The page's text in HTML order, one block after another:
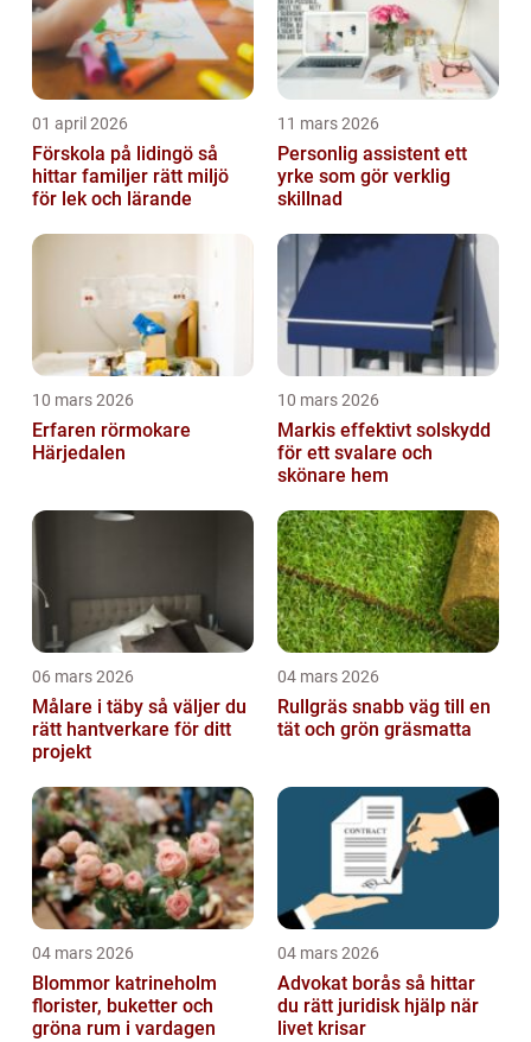
01 april 2026
Förskola på lidingö så
hittar familjer rätt miljö
för lek och lärande
11 mars 2026
Personlig assistent ett
yrke som gör verklig
skillnad
10 mars 2026
Erfaren rörmokare
Härjedalen
10 mars 2026
Markis effektivt solskydd
för ett svalare och
skönare hem
06 mars 2026
Målare i täby så väljer du
rätt hantverkare för ditt
projekt
04 mars 2026
Rullgräs snabb väg till en
tät och grön gräsmatta
04 mars 2026
Blommor katrineholm
florister, buketter och
gröna rum i vardagen
04 mars 2026
Advokat borås så hittar
du rätt juridisk hjälp när
livet krisar